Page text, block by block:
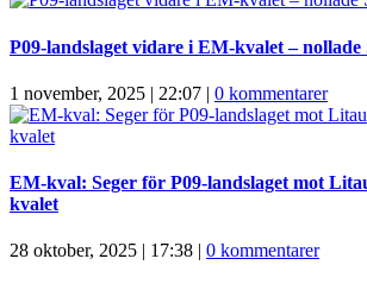
P09-landslaget vidare i EM-kvalet – nollade
1 november, 2025 | 22:07 | 0 kommentarer
EM-kval: Seger för P09-landslaget mot
kvalet
28 oktober, 2025 | 17:38 | 0 kommentarer